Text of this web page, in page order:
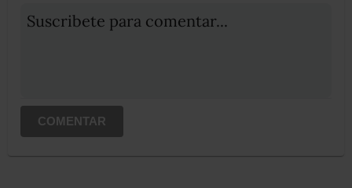
Suscribete para comentar...
COMENTAR